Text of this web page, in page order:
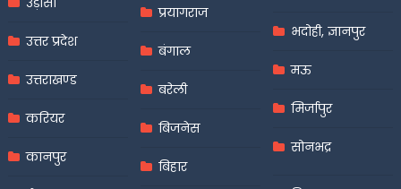
उत्तर प्रदेश
उत्तराखण्ड
करियर
कानपुर
प्रयागराज
बंगाल
बरेली
बिजनेस
बिहार
भदोही, ज्ञानपुर
मऊ
मिर्जापुर
सोनभद्र